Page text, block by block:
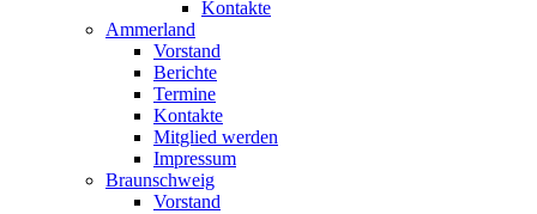
Kontakte
Ammerland
Vorstand
Berichte
Termine
Kontakte
Mitglied werden
Impressum
Braunschweig
Vorstand